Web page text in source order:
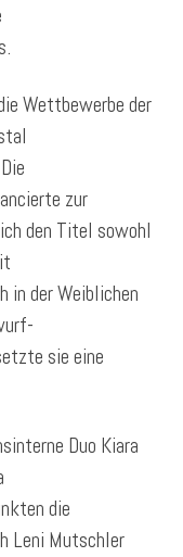
Wettbewerbe der
zur
den Titel sowohl
in der Weiblichen
sie eine
Duo Kiara
die
Leni Mutschler